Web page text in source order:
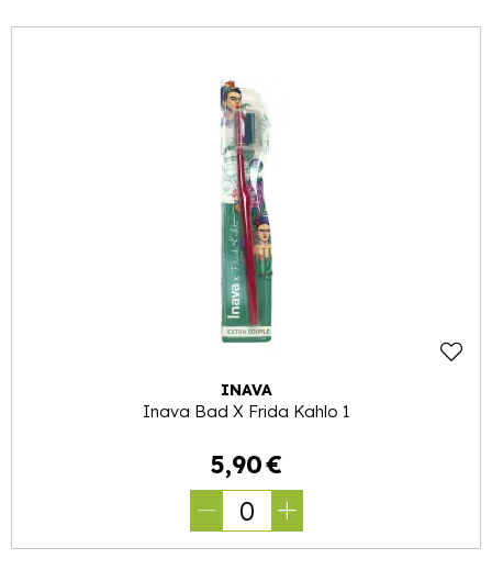
INAVA
Inava Bad X Frida Kahlo 1
5,90€
0